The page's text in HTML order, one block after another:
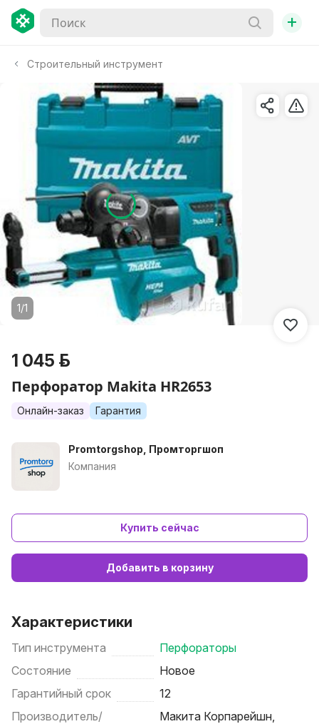
+
Строительный инструмент
1/1
1 045 р.
Перфоратор Makita HR2653
Онлайн-заказ Гарантия
Promtorgshop, Промторгшоп
Компания
Купить сейчас
Добавить в корзину
Характеристики
Тип инструмента
Перфораторы
Состояние
Новое
Гарантийный срок
12
Производитель/
Макита Корпарейшн,